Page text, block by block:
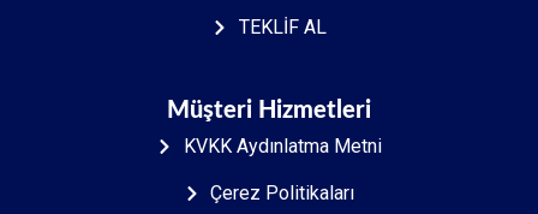
TEKLİF AL
Müşteri Hizmetleri
KVKK Aydınlatma Metni
Çerez Politikaları